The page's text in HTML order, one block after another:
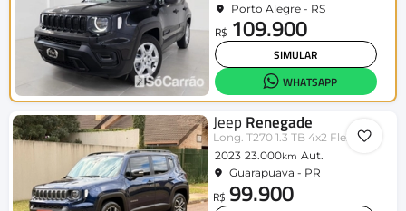
Porto Alegre - RS
R$ 109.900
SIMULAR
WHATSAPP
Jeep Renegade
Long. T270 1.3 TB 4x2 Flex Aut.
2023 23.000km Aut.
Guarapuava - PR
R$ 99.900